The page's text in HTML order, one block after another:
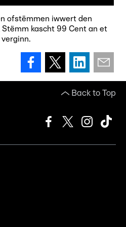
ofstëmmen iwwert den
Stëmm kascht 99 Cent an et
Back to Top